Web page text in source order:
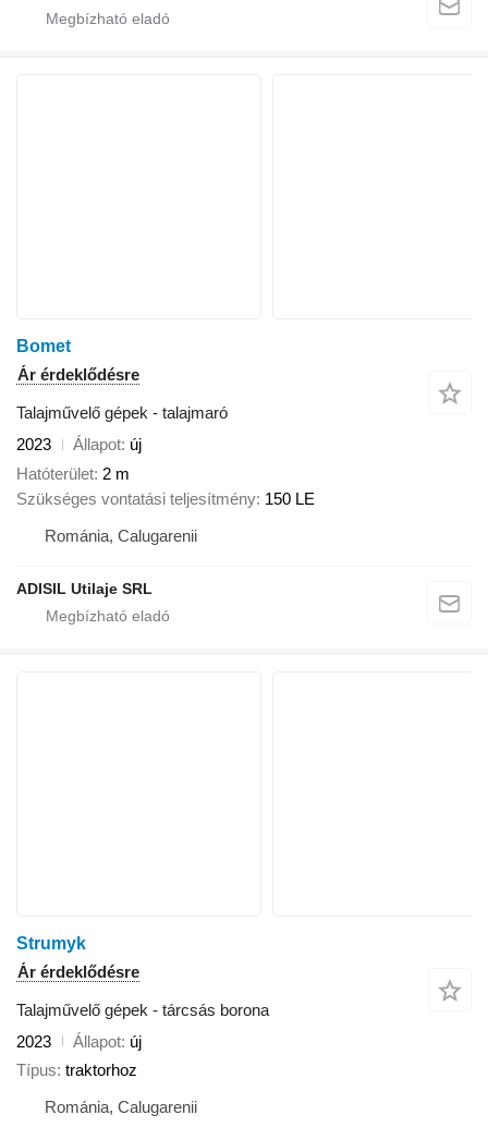
Bomet
Ár érdeklődésre
Talajművelő gépek - talajmaró
2023
Állapot új
Hatóterület 2 m
Szükséges vontatási teljesítmény 150 LE
Románia, Calugarenii
ADISIL Utilaje SRL
Strumyk
Ár érdeklődésre
Talajművelő gépek - tárcsás borona
2023
Állapot új
Típus traktorhoz
Románia, Calugarenii